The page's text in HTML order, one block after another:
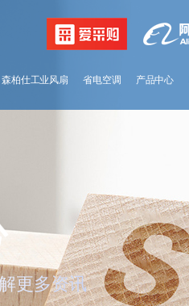
森柏仕工业风扇 省电空调 产品中心
更多资讯